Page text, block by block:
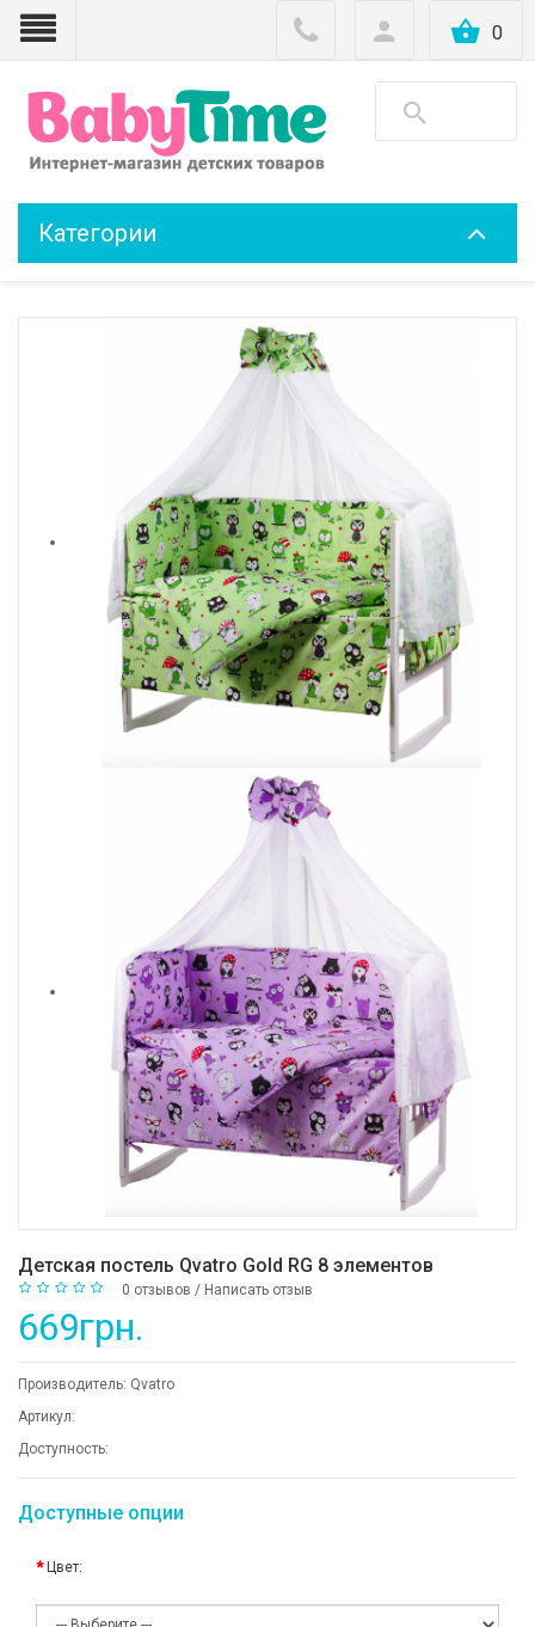
0
Категории
Детская постель Qvatro Gold RG 8 элементов
0 отзывов / Написать отзыв
669грн.
Производитель: Qvatro
Артикул:
Доступность:
Доступные опции
Цвет: